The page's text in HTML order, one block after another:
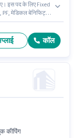
इस पद के लिए Fixed
PF, मेडिकल बेनिफिट्स
कॉल
कीपिंग